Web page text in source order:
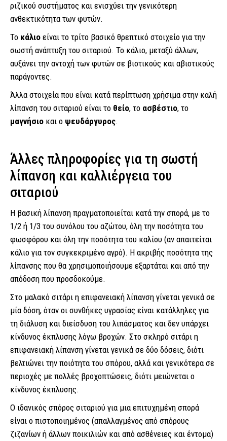
ριζικού συστήματος και ενισχύει την γενικότερη
ανθεκτικότητα των φυτών.
Το κάλιο είναι το τρίτο βασικό θρεπτικό στοιχείο για την
σωστή ανάπτυξη του σιταριού. Το κάλιο, μεταξύ άλλων,
αυξάνει την αντοχή των φυτών σε βιοτικούς και αβιοτικούς
παράγοντες.
Άλλα στοιχεία που είναι κατά περίπτωση χρήσιμα στην καλή
λίπανση του σιταριού είναι το θείο, το ασβέστιο, το
μαγνήσιο και ο ψευδάργυρος.
Άλλες πληροφορίες για τη σωστή
λίπανση και καλλιέργεια του
σιταριού
Η βασική λίπανση πραγματοποιείται κατά την σπορά, με το
1/2 ή 1/3 του συνόλου του αζώτου, όλη την ποσότητα του
φωσφόρου και όλη την ποσότητα του καλίου (αν απαιτείται
κάλιο για τον συγκεκριμένο αγρό). Η ακριβής ποσότητα της
λίπανσης που θα χρησιμοποιήσουμε εξαρτάται και από την
απόδοση που προσδοκούμε.
Στο μαλακό σιτάρι η επιφανειακή λίπανση γίνεται γενικά σε
μία δόση, όταν οι συνθήκες υγρασίας είναι κατάλληλες για
τη διάλυση και διείσδυση του λιπάσματος και δεν υπάρχει
κίνδυνος έκπλυσης λόγω βροχών. Στο σκληρό σιτάρι η
επιφανειακή λίπανση γίνεται γενικά σε δύο δόσεις, διότι
βελτιώνει την ποιότητα του σπόρου, αλλά και γενικότερα σε
περιοχές με πολλές βροχοπτώσεις, διότι μειώνεται ο
κίνδυνος έκπλυσης.
Ο ιδανικός σπόρος σιταριού για μια επιτυχημένη σπορά
είναι ο πιστοποιημένος (απαλλαγμένος από σπόρους
ζιζανίων ή άλλων ποικιλιών και από ασθένειες και έντομα)